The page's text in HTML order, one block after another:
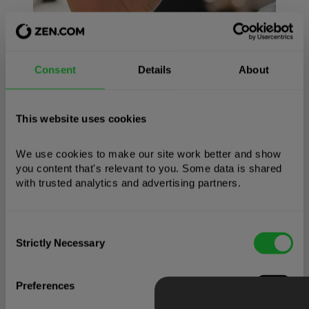
Consent Details About
This website uses cookies
We use cookies to make our site work better and show
you content that's relevant to you. Some data is shared
with trusted analytics and advertising partners.
Selection
Strictly Necessary
Preferences
Žiadne poplatky
suma finančnej odmeny ide priamo k vám.